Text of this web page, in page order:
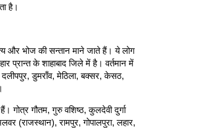
है।
और भोज की सन्तान माने जाते हैं। ये लोग
प्रान्त के शाहाबाद जिले में है। वर्तमान में
डुमराँव, मेठिला, बक्सर, केसठ,
गोत्र गौतम, गुरु वशिष्ठ, कुलदेवी दुर्गा
(राजस्थान), रामपुर, गोपालपुरा, लहार,